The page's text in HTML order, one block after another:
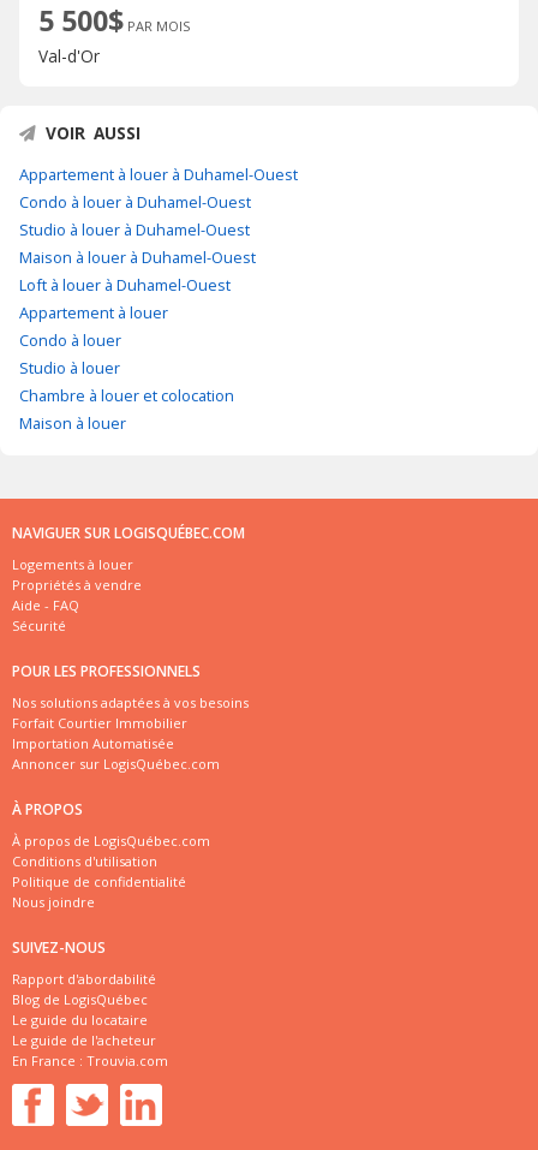
5 500$ PAR MOIS
Val-d'Or
VOIR AUSSI
Appartement à louer à Duhamel-Ouest
Condo à louer à Duhamel-Ouest
Studio à louer à Duhamel-Ouest
Maison à louer à Duhamel-Ouest
Loft à louer à Duhamel-Ouest
Appartement à louer
Condo à louer
Studio à louer
Chambre à louer et colocation
Maison à louer
NAVIGUER SUR LOGISQUÉBEC.COM
Logements à louer
Propriétés à vendre
Aide - FAQ
Sécurité
POUR LES PROFESSIONNELS
Nos solutions adaptées à vos besoins
Forfait Courtier Immobilier
Importation Automatisée
Annoncer sur LogisQuébec.com
À PROPOS
À propos de LogisQuébec.com
Conditions d'utilisation
Politique de confidentialité
Nous joindre
SUIVEZ-NOUS
Rapport d'abordabilité
Blog de LogisQuébec
Le guide du locataire
Le guide de l'acheteur
En France : Trouvia.com